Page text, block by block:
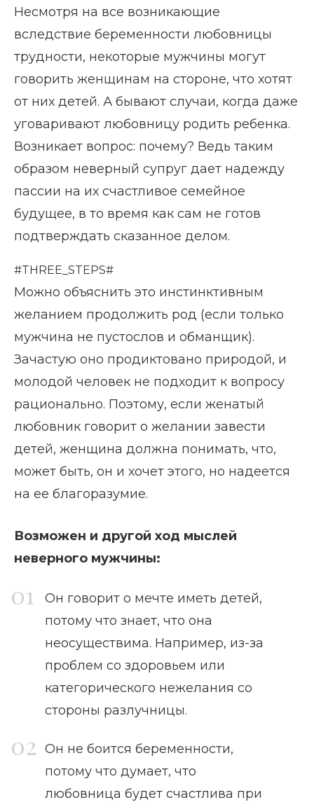
Несмотря на все возникающие
вследствие беременности любовницы
трудности, некоторые мужчины могут
говорить женщинам на стороне, что хотят
от них детей. А бывают случаи, когда даже
уговаривают любовницу родить ребенка.
Возникает вопрос: почему? Ведь таким
образом неверный супруг дает надежду
пассии на их счастливое семейное
будущее, в то время как сам не готов
подтверждать сказанное делом.
#THREE_STEPS#
Можно объяснить это инстинктивным
желанием продолжить род (если только
мужчина не пустослов и обманщик).
Зачастую оно продиктовано природой, и
молодой человек не подходит к вопросу
рационально. Поэтому, если женатый
любовник говорит о желании завести
детей, женщина должна понимать, что,
может быть, он и хочет этого, но надеется
на ее благоразумие.
Возможен и другой ход мыслей
неверного мужчины:
Он говорит о мечте иметь детей,
потому что знает, что она
неосуществима. Например, из-за
проблем со здоровьем или
категорического нежелания со
стороны разлучницы.
Он не боится беременности,
потому что думает, что
любовница будет счастлива при